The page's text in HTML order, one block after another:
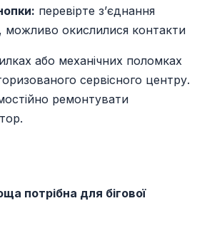
перевірте з’єднання
можливо окислилися контакти
або механічних поломках
сервісного центру.
ремонтувати
потрібна для бігової